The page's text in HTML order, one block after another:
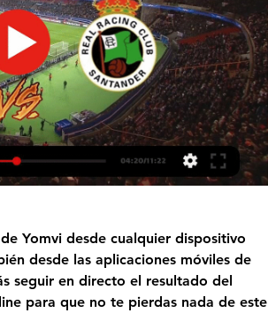
Yomvi desde cualquier dispositivo
desde las aplicaciones móviles de
seguir en directo el resultado del
para que no te pierdas nada de este